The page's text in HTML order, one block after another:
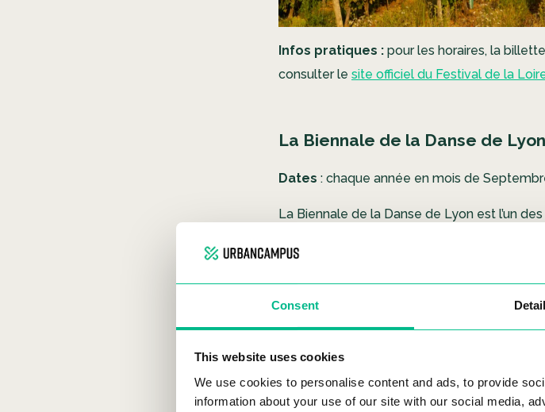
Consent
This website uses cookies
We use cookies to personalise content and ads, to provide
information about your use of our site with our social media,
Infos pratiques : pour les horaires, la
consulter le site officiel du Festival de la
La Biennale de la Danse de Lyon
Dates : chaque année en mois de
La Biennale de la Danse de Lyon est l’un des